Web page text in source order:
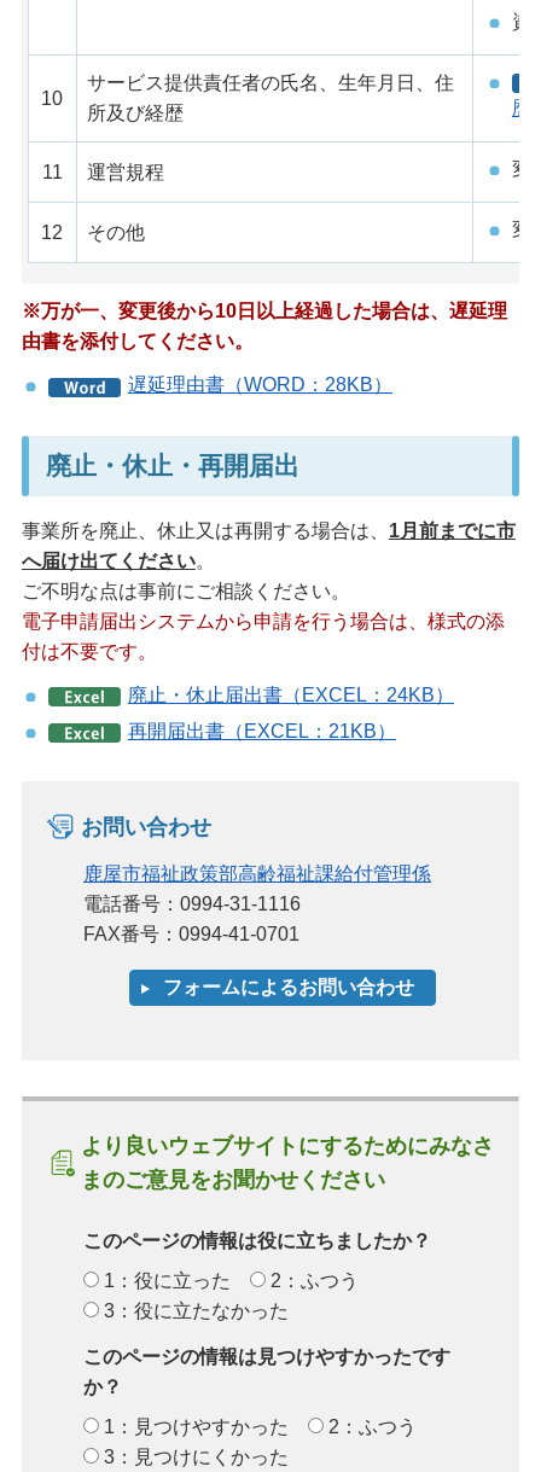
資
10
サービス提供責任者の氏名、生年月日、住
所及び経歴
歴
11 運営規程 変
12 その他 変
※万が一、変更後から10日以上経過した場合は、遅延理
由書を添付してください。
遅延理由書（WORD：28KB）
廃止・休止・再開届出
事業所を廃止、休止又は再開する場合は、 1月前までに市
へ届け出てください。
ご不明な点は事前にご相談ください。
電子申請届出システムから申請を行う場合は、様式の添
付は不要です。
廃止・休止届出書（EXCEL：24KB）
再開届出書（EXCEL：21KB）
お問い合わせ
鹿屋市福祉政策部高齢福祉課給付管理係
電話番号：0994-31-1116
FAX番号：0994-41-0701
より良いウェブサイトにするためにみなさ
まのご意見をお聞かせください
このページの情報は役に立ちましたか？
1：役に立った
2：ふつう
3：役に立たなかった
このページの情報は見つけやすかったです
か？
1：見つけやすかった
2：ふつう
3：見つけにくかった